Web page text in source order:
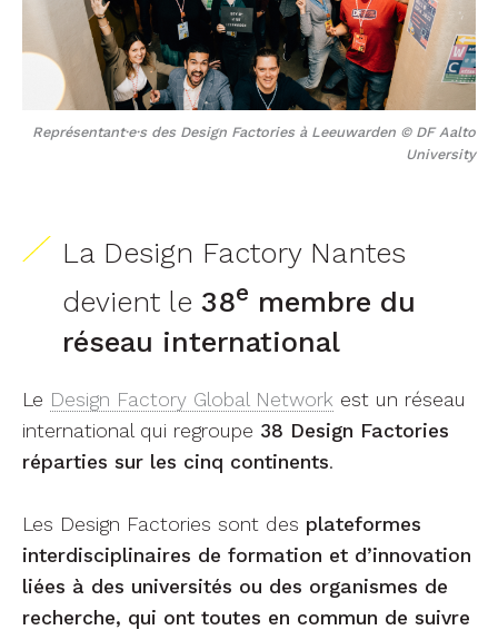
Représentant·e·s des Design Factories à Leeuwarden © DF Aalto
University
La Design Factory Nantes
devient le 38e membre du
réseau international
Le Design Factory Global Network est un réseau
international qui regroupe 38 Design Factories
réparties sur les cinq continents.
Les Design Factories sont des plateformes
interdisciplinaires de formation et d’innovation
liées à des universités ou des organismes de
recherche, qui ont toutes en commun de suivre